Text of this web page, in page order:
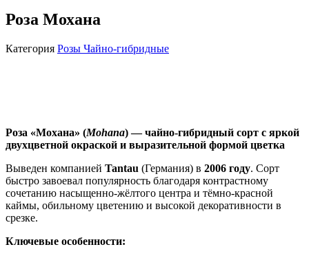
Роза Мохана
Категория Розы Чайно-гибридные
Роза «Мохана» (Mohana) — чайно‑гибридный сорт с яркой
двухцветной окраской и выразительной формой цветка
Выведен компанией Tantau (Германия) в 2006 году. Сорт
быстро завоевал популярность благодаря контрастному
сочетанию насыщенно‑жёлтого центра и тёмно‑красной
каймы, обильному цветению и высокой декоративности в
срезке.
Ключевые особенности: